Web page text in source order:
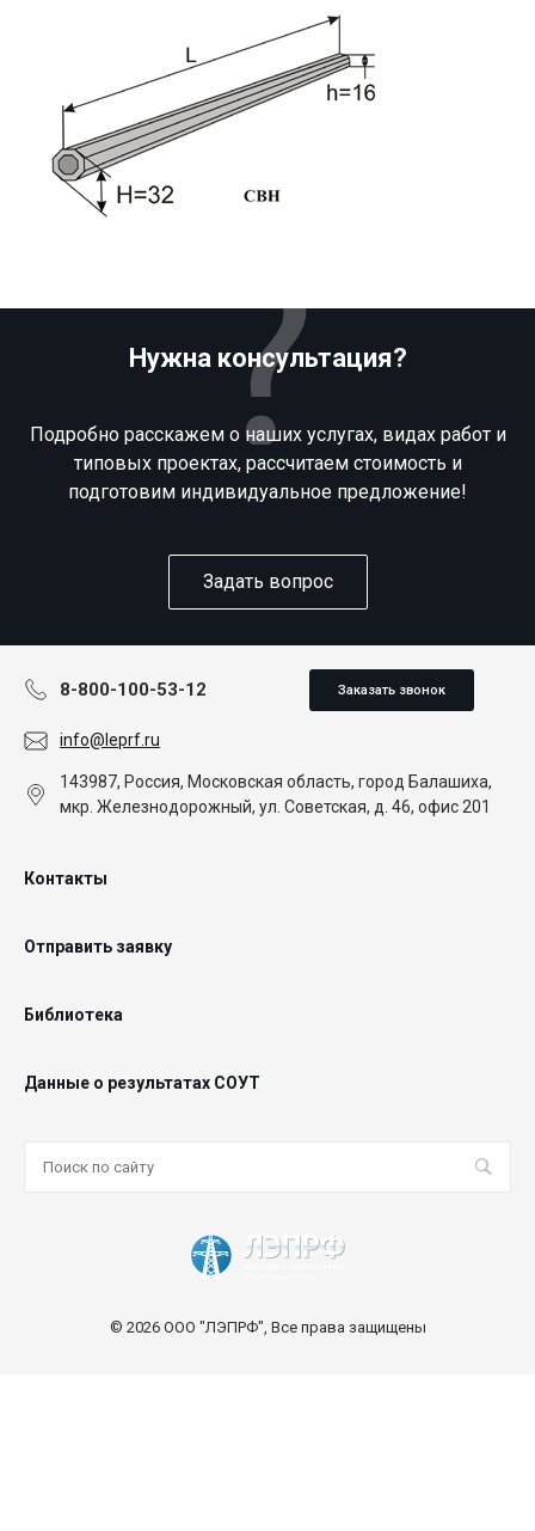
Нужна консультация?
Подробно расскажем о наших услугах, видах работ и
типовых проектах, рассчитаем стоимость и
подготовим индивидуальное предложение!
Задать вопрос
8-800-100-53-12 Заказать звонок
info@leprf.ru
143987, Россия, Московская область, город Балашиха,
мкр. Железнодорожный, ул. Советская, д. 46, офис 201
Контакты
Отправить заявку
Библиотека
Данные о результатах СОУТ
© 2026 ООО "ЛЭПРФ", Все права защищены